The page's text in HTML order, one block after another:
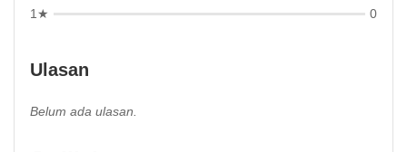
1★
0
Ulasan
Belum ada ulasan.